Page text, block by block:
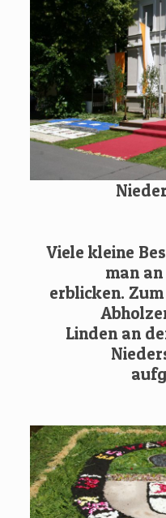
Viele kleine
man
erblicken.
Linden an